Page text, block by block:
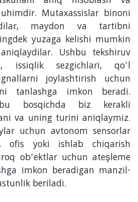
Mutaxassislar binoni
maydon va tartibni
yuzaga kelishi mumkin
Ushbu tekshiruv
issiqlik sezgichlari, qo’l
joylashtirish uchun
tanlashga imkon beradi.
bosqichda biz kerakli
va uning turini aniqlaymiz.
uchun avtonom sensorlar
ofis yoki ishlab chiqarish
ob’ektlar uchun ateşleme
imkon beradigan manzil-
beriladi.